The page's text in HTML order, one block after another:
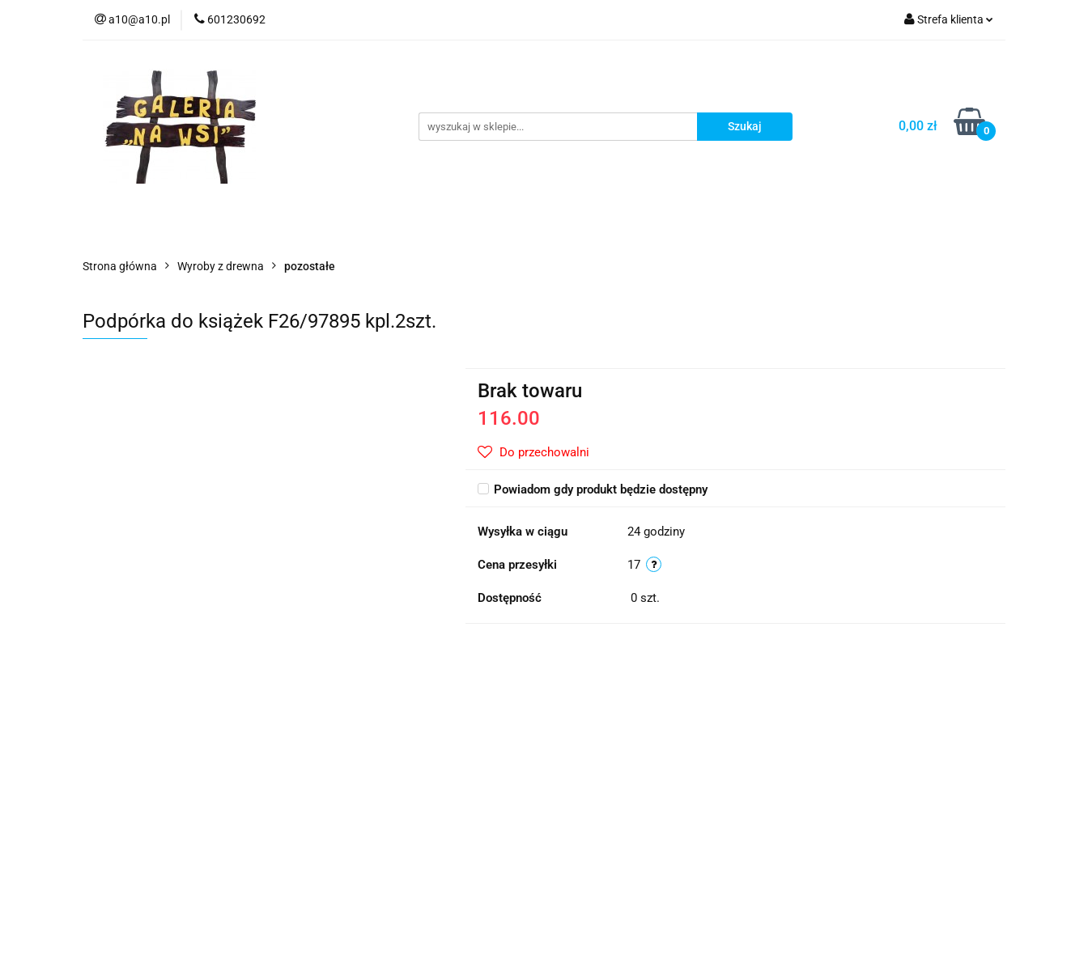
a10@a10.pl 601230692 Strefa klienta
Dodaj zgłoszenie
0,00 zł 0
Strona główna Wyroby z drewna pozostałe
Podpórka do książek F26/97895 kpl.2szt.
Brak towaru
116.00
Do przechowalni
Powiadom gdy produkt będzie dostępny
Wysyłka w ciągu 24 godziny
Cena przesyłki 17
Dostępność 0 szt.